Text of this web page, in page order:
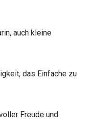
auch kleine
das Einfache zu
Freude und